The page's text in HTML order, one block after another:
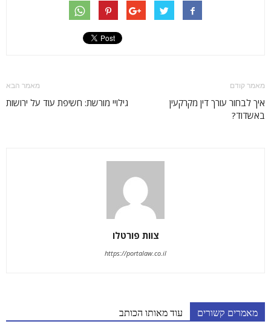
מאמר קודם
איך לבחור עורך דין מקרקעין
באשדוד?
מאמר הבא
גילויי מורשת: חשיפת עוד על ירושות
צוות פורטלו
https://portalaw.co.il
מאמרים קשורים עוד מאותו הכותב